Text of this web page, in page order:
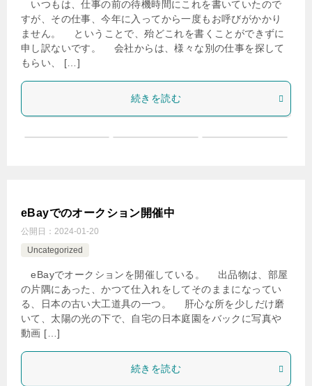
いつもは、仕事の前の待機時間にこれを書いていたので
すが、その仕事、今年に入ってから一度もお呼びがかかり
ません。 ということで、殆どこれを書くことができずに
申し訳ないです。 会社からは、様々な別の仕事を探して
もらい、 […]
続きを読む
eBayでのオークション開催中
公開日： 2024-01-20
Uncategorized
eBayでオークションを開催している。 出品物は、部屋
の片隅にあった、かつて仕入れをしてそのままになってい
る、日本の古い大工道具の一つ。 肝心な所を少しだけ磨
いて、太陽の光の下で、自宅の日本庭園をバックに写真や
動画 […]
続きを読む